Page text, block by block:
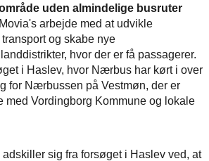
uden almindelige busruter
arbejde med at udvikle
og skabe nye
hvor der er få passagerer.
i Haslev, hvor Nærbus har kørt i over
for Nærbussen på Vestmøn, der er
med Vordingborg Kommune og lokale
sig fra forsøget i Haslev ved, at